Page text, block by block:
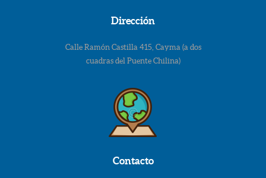
Dirección
Calle Ramón Castilla 415, Cayma (a dos
cuadras del Puente Chilina)
Contacto